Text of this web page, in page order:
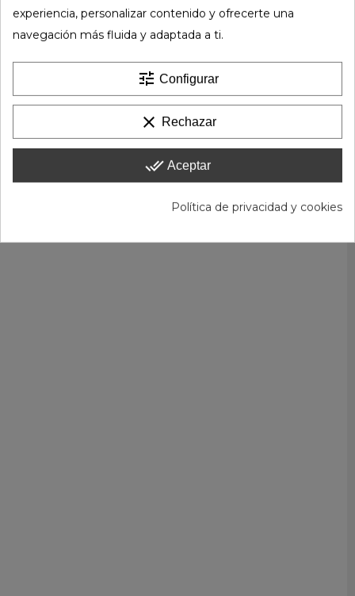
experiencia, personalizar contenido y ofrecerte una
navegación más fluida y adaptada a ti.
tune Configurar
clear Rechazar
done_all Aceptar
Política de privacidad y cookies